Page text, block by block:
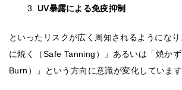
UV暴露による免疫抑制
といったリスクが広く周知されるようにな
に焼く（Safe Tanning）」あるいは「焼か
Burn）」という方向に意識が変化しています